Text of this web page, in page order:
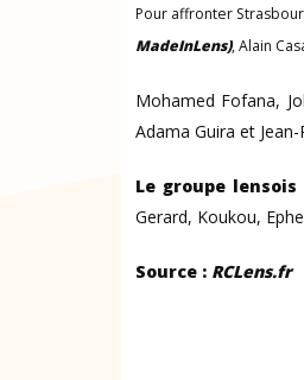
Pour affronter
MadeInLens), Alain
Mohamed Fofana,
Adama Guira et
Le groupe lensois
Gerard, Koukou,
Source : RCLens.fr